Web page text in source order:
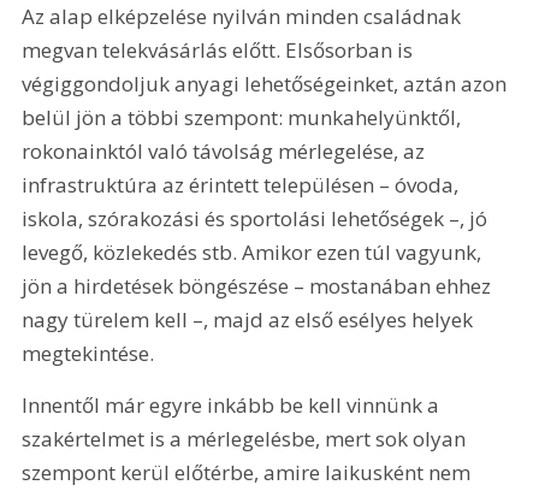
Az alap elképzelése nyilván minden családnak
megvan telekvásárlás előtt. Elsősorban is
végiggondoljuk anyagi lehetőségeinket, aztán azon
belül jön a többi szempont: munkahelyünktől,
rokonainktól való távolság mérlegelése, az
infrastruktúra az érintett településen – óvoda,
iskola, szórakozási és sportolási lehetőségek –, jó
levegő, közlekedés stb. Amikor ezen túl vagyunk,
jön a hirdetések böngészése – mostanában ehhez
nagy türelem kell –, majd az első esélyes helyek
megtekintése.
Innentől már egyre inkább be kell vinnünk a
szakértelmet is a mérlegelésbe, mert sok olyan
szempont kerül előtérbe, amire laikusként nem